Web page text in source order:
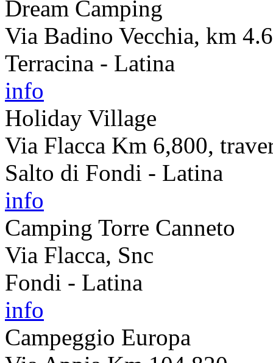
Dream Camping
Via Badino Vecchia, km
Terracina - Latina
info
Holiday Village
Via Flacca Km 6,800,
Salto di Fondi - Latina
info
Camping Torre Canneto
Via Flacca, Snc
Fondi - Latina
info
Campeggio Europa